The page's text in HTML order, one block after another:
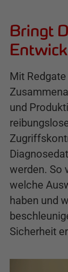
Bringt
Mit
und
werden. So
welche
haben und
Sicherheit